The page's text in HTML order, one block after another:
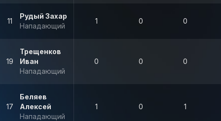
11
Рудый Захар
Нападающий
1 0 0
19
Трещенков
Иван
Нападающий
0 0 0
17
Беляев
Алексей
Нападающий
1 0 1